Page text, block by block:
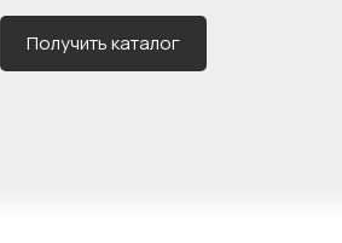
Получить каталог